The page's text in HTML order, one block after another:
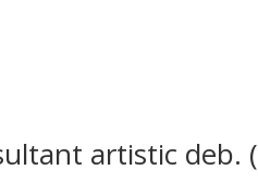
artistic deb. (